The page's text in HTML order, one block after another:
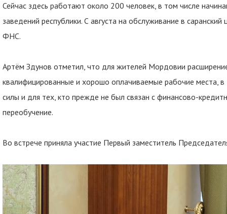
Сейчас здесь работают около 200 человек, в том числе
заведений республики. С августа на обслуживание в
ФНС.
Артём Здунов отметил, что для жителей Мордовии
квалифицированные и хорошо оплачиваемые рабочие места,
силы и для тех, кто прежде не был связан с финансово-
переобучение.
Во встрече приняла участие Первый заместитель